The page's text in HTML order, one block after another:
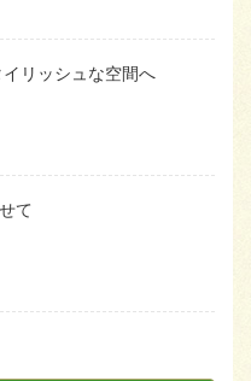
リッシュな空間へ
て